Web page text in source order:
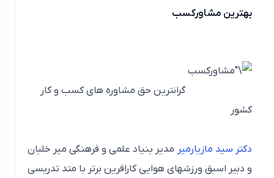
بهترین مشاورکسب
گرانترین حق مشاوره های کسب و کار
کشور
دکتر سید مازیارمیرمدیر بنیاد علمی و فرهنگی میر خلبان
و دبیر اسبق ورزشهای هوایی کارافرین برتر با متد تدریسی